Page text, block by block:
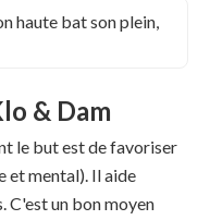
haute bat son plein,
& Dam
le but est de favoriser
et mental). Il aide
C'est un bon moyen